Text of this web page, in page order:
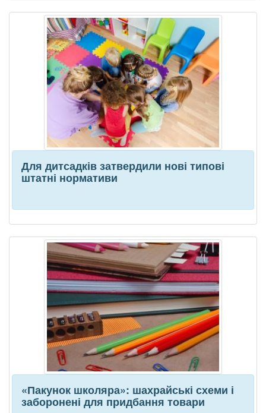
Для дитсадків затвердили нові типові
штатні нормативи
«Пакунок школяра»: шахрайські схеми і
заборонені для придбання товари